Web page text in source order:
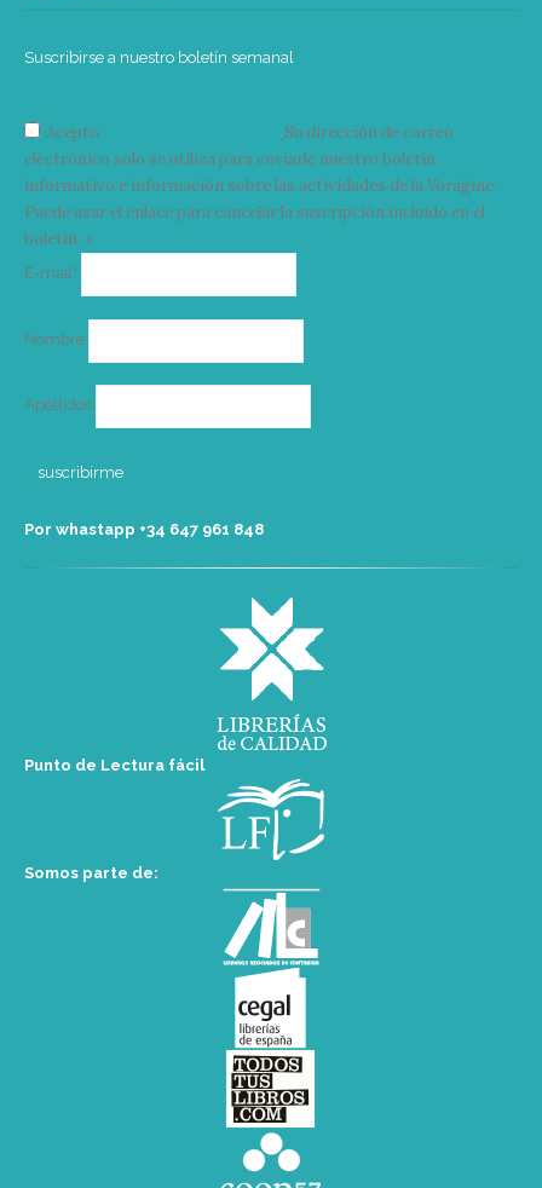
Suscribirse a nuestro boletín semanal
Acepto
Su dirección de correo
electrónico solo se utiliza para enviarle nuestro boletín
informativo e información sobre las actividades de la Vorágine.
Puede usar el enlace para cancelar la suscripción incluido en el
boletín. >
E-mail*
Nombre
Apellidos
Por whastapp +34 ‭647 961 848‬
Punto de Lectura fácil
Somos parte de: